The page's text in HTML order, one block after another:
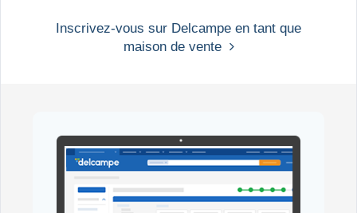
Inscrivez-vous sur Delcampe en tant que
maison de vente